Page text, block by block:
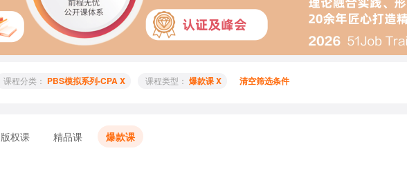
课程分类： PBS模拟系列-CPA X 课程类型： 爆款课 X 清空筛选条件
版权课 精品课 爆款课